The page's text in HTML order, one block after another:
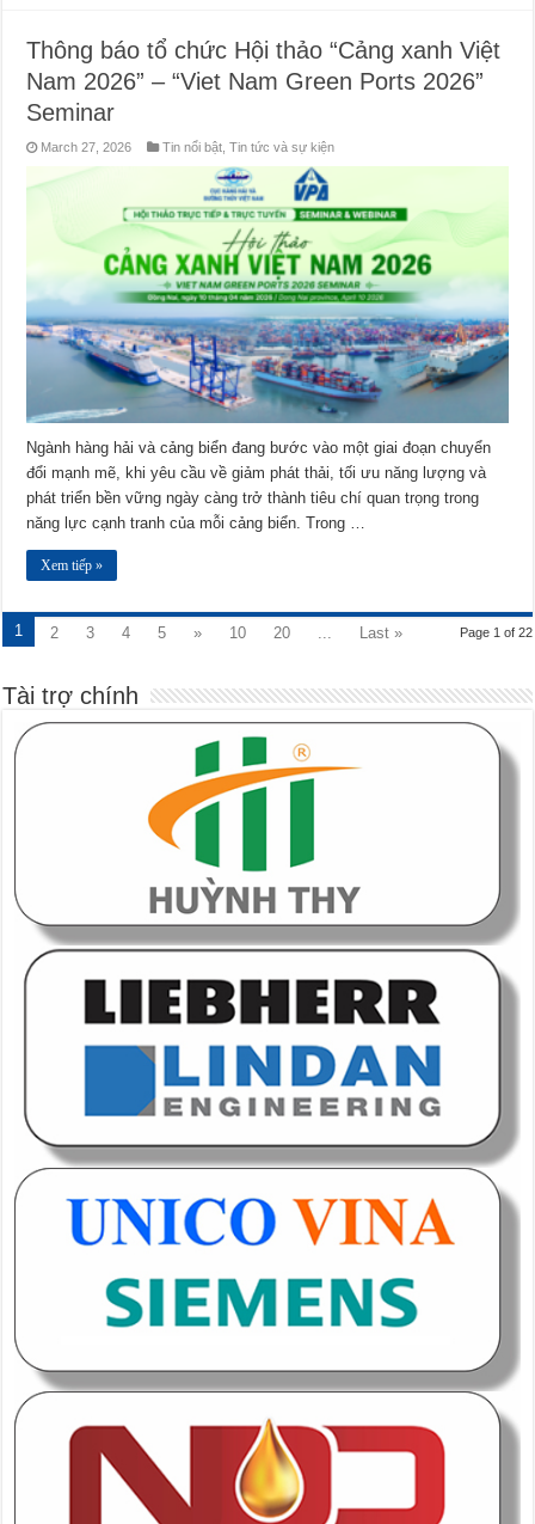
Thông báo tổ chức Hội thảo “Cảng xanh Việt
Nam 2026” – “Viet Nam Green Ports 2026”
Seminar
March 27, 2026 Tin nổi bật ,Tin tức và sự kiện
Ngành hàng hải và cảng biển đang bước vào một giai đoạn chuyển
đổi mạnh mẽ, khi yêu cầu về giảm phát thải, tối ưu năng lượng và
phát triển bền vững ngày càng trở thành tiêu chí quan trọng trong
năng lực cạnh tranh của mỗi cảng biển. Trong …
Xem tiếp »
Page 1 of 22
1 2 3 4 5 » 10 20 ... Last »
Tài trợ chính